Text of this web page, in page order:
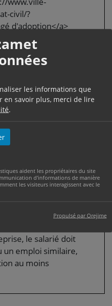
les informations que
en savoir plus, merci de lire
.
aident les propriétaires du site
d'informations de manière
les visiteurs interagissent avec le
Propulsé par Orejime
civil/?
d'adoption</a>
href="https://www.ville-
civil/?
épargne-temps (CET)
www.ville-
civil/?
familiaux</a>
civil/?
du travail, de trajet
a>
le salarié doit
emploi similaire,
au moins